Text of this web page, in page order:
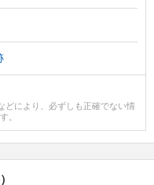
どにより、必ずしも正確でない情
。